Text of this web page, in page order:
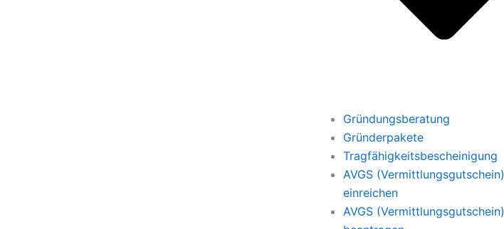
Gründungsberatung
Gründerpakete
Tragfähigkeitsbescheinigung
AVGS (Vermittlungsgutschein)
einreichen
AVGS (Vermittlungsgutschein)